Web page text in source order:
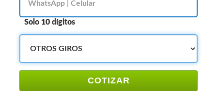
Solo 10 dígitos
COTIZAR